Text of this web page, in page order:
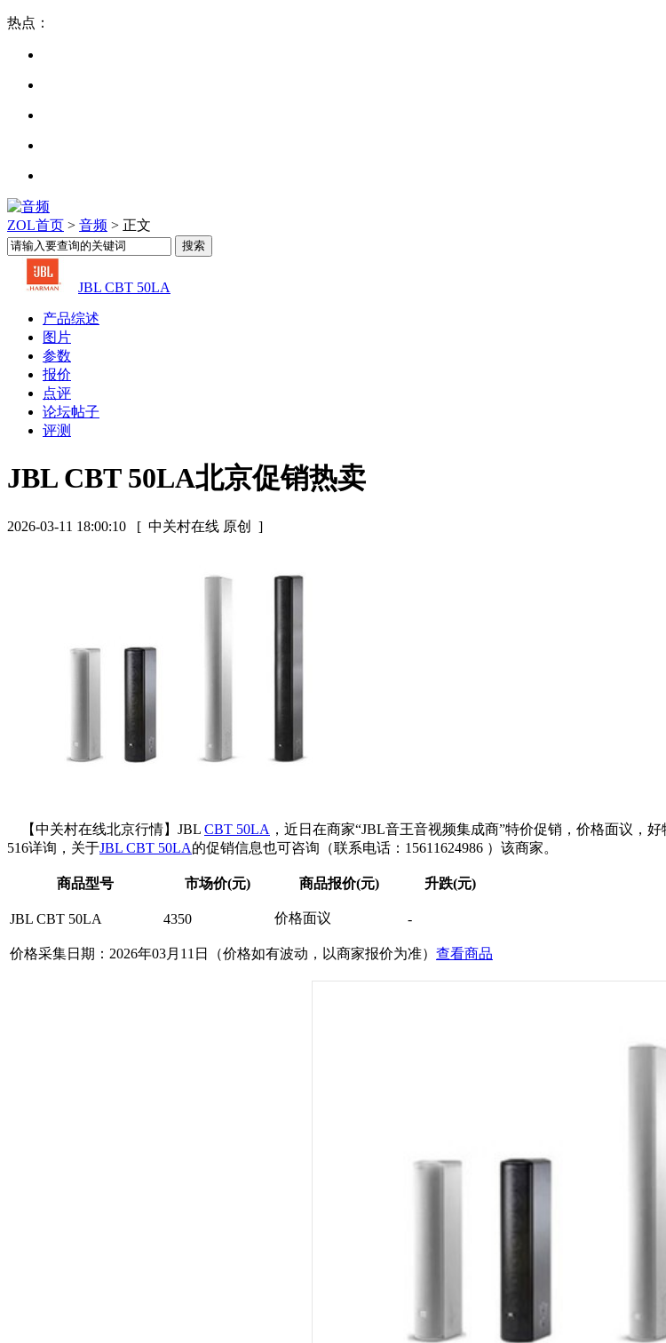
热点：
ZOL首页 > 音频 > 正文
JBL CBT 50LA
产品综述
图片
参数
报价
点评
论坛帖子
评测
JBL CBT 50LA北京促销热卖
2026-03-11 18:00:10 [ 中关村在线 原创 ]
【中关村在线北京行情】JBL CBT 50LA ，近日在商家“JBL音王音视频集成商”特价促销，价格面议，
516详询，关于JBL CBT 50LA的促销信息也可咨询（联系电话：15611624986 ）该商家。
商品型号 市场价(元) 商品报价(元) 升跌(元)
JBL CBT 50LA 4350 价格面议 -
价格采集日期：2026年03月11日（价格如有波动，以商家报价为准） 查看商品